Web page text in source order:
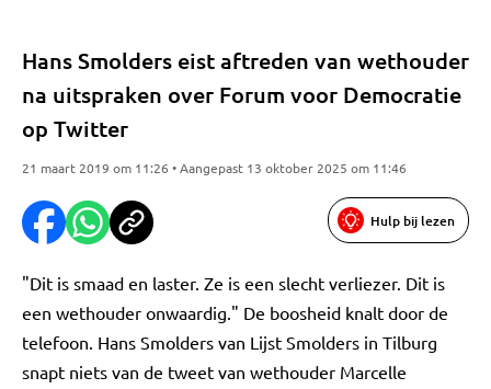
Hans Smolders eist aftreden van wethouder
na uitspraken over Forum voor Democratie
op Twitter
21 maart 2019 om 11:26 • Aangepast 13 oktober 2025 om 11:46
Hulp bij lezen
"Dit is smaad en laster. Ze is een slecht verliezer. Dit is
een wethouder onwaardig." De boosheid knalt door de
telefoon. Hans Smolders van Lijst Smolders in Tilburg
snapt niets van de tweet van wethouder Marcelle